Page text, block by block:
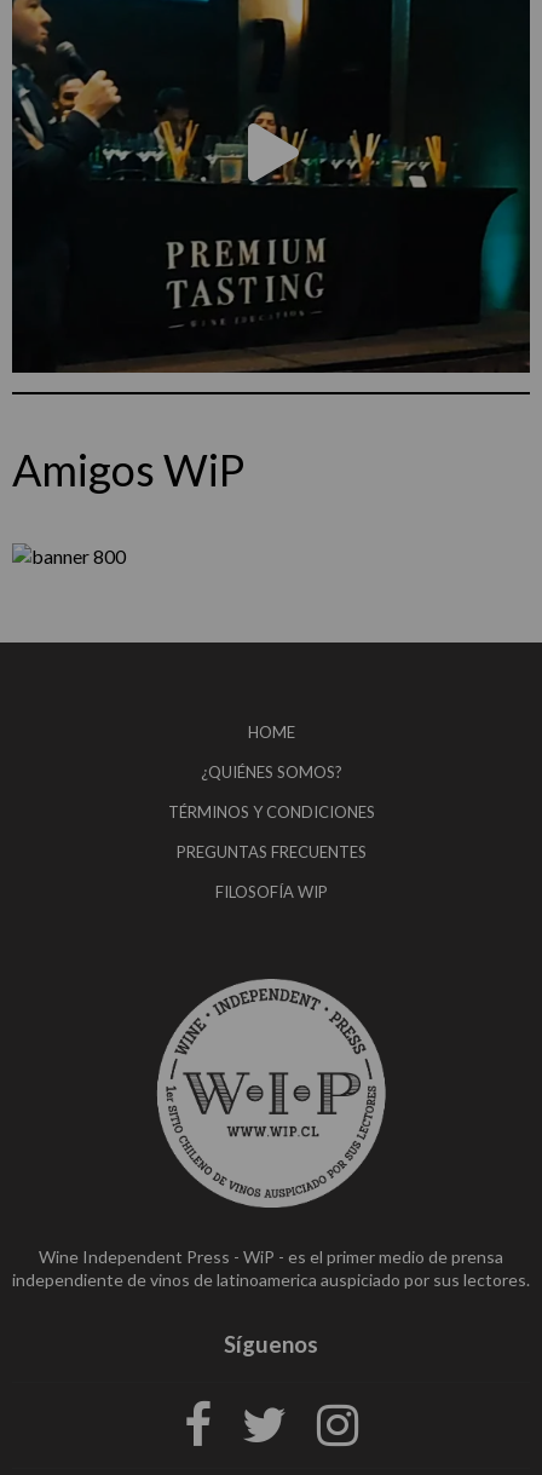
Amigos WiP
HOME
¿QUIÉNES SOMOS?
TÉRMINOS Y CONDICIONES
PREGUNTAS FRECUENTES
FILOSOFÍA WIP
Wine Independent Press - WiP - es el primer medio de prensa
independiente de vinos de latinoamerica auspiciado por sus lectores.
Síguenos